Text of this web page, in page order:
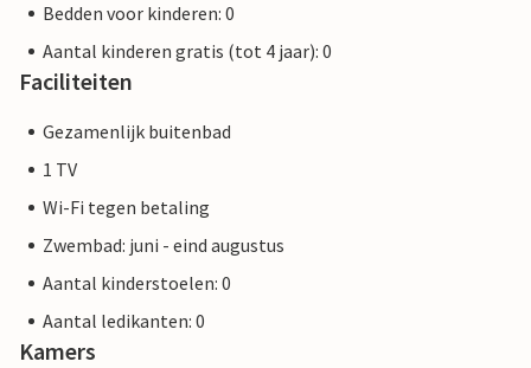
Bedden voor kinderen: 0
Aantal kinderen gratis (tot 4 jaar): 0
Faciliteiten
Gezamenlijk buitenbad
1 TV
Wi-Fi tegen betaling
Zwembad: juni - eind augustus
Aantal kinderstoelen: 0
Aantal ledikanten: 0
Kamers